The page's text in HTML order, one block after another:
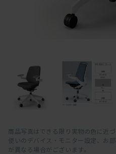
商品写真はできる限り実物の色に近
使いのデバイス・モニター設定、お
が異なる場合がございます。